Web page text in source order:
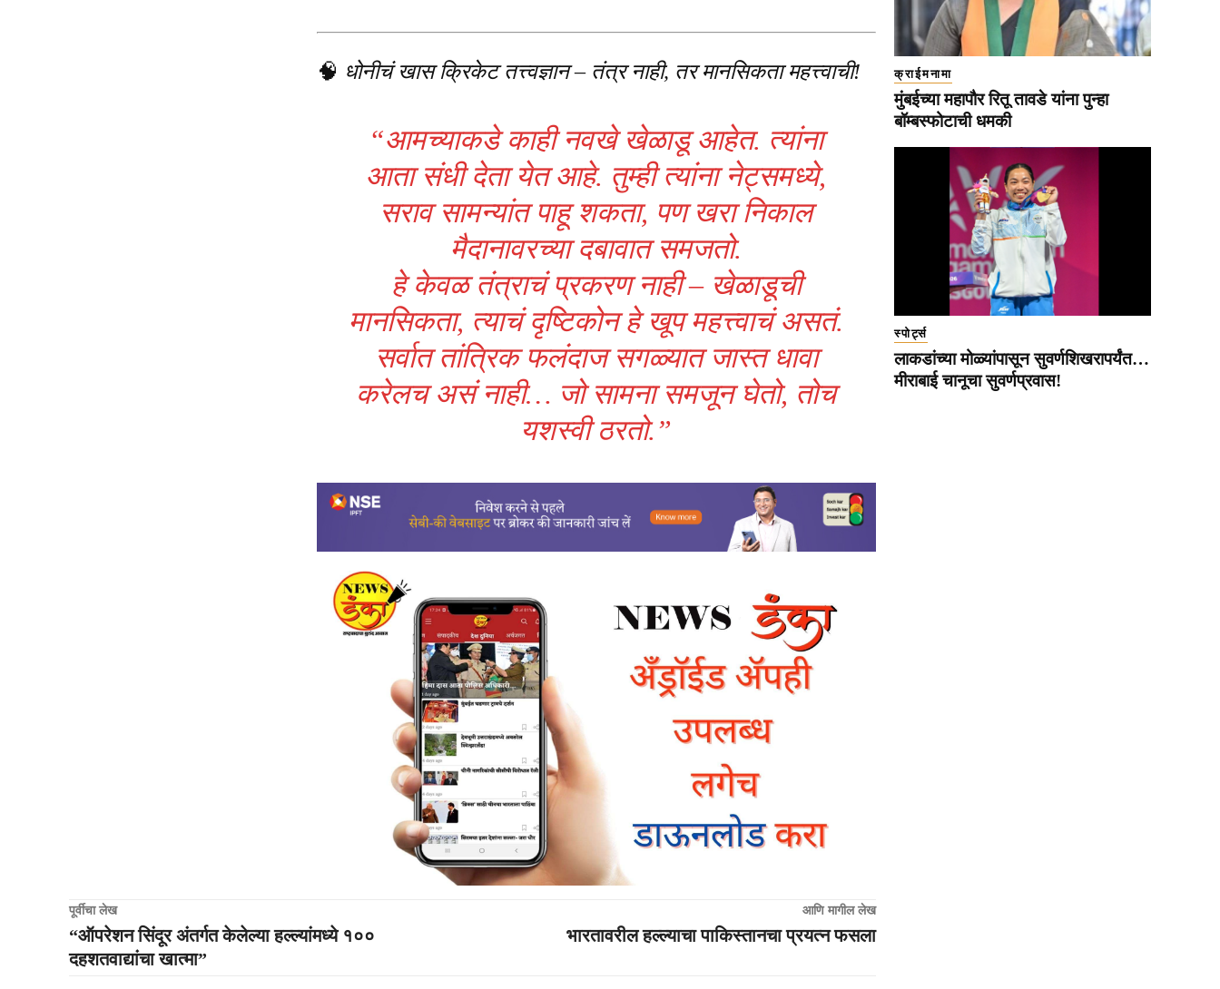
🧠 धोनीचं खास क्रिकेट तत्त्वज्ञान – तंत्र नाही, तर मानसिकता महत्त्वाची!
“आमच्याकडे काही नवखे खेळाडू आहेत. त्यांना
आता संधी देता येत आहे. तुम्ही त्यांना नेट्समध्ये,
सराव सामन्यांत पाहू शकता, पण खरा निकाल
मैदानावरच्या दबावात समजतो.
हे केवळ तंत्राचं प्रकरण नाही – खेळाडूची
मानसिकता, त्याचं दृष्टिकोन हे खूप महत्त्वाचं असतं.
सर्वात तांत्रिक फलंदाज सगळ्यात जास्त धावा
करेलच असं नाही… जो सामना समजून घेतो, तोच
यशस्वी ठरतो.”
पूर्वीचा लेख
“ऑपरेशन सिंदूर अंतर्गत केलेल्या हल्ल्यांमध्ये १००
दहशतवाद्यांचा खात्मा”
आणि मागील लेख
भारतावरील हल्ल्याचा पाकिस्तानचा प्रयत्न फसला
क्राईमनामा
मुंबईच्या महापौर रितू तावडे यांना पुन्हा
बॉम्बस्फोटाची धमकी
स्पोर्ट्स
लाकडांच्या मोळ्यांपासून सुवर्णशिखरापर्यंत…
मीराबाई चानूचा सुवर्णप्रवास!